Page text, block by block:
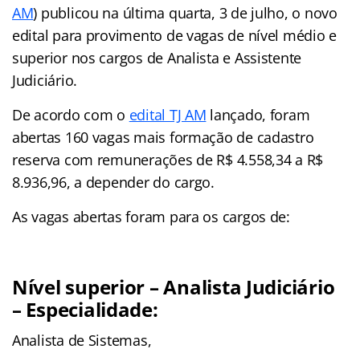
AM) publicou na última quarta, 3 de julho, o novo
edital para provimento de vagas de nível médio e
superior nos cargos de Analista e Assistente
Judiciário.
De acordo com o edital TJ AM lançado, foram
abertas 160 vagas mais formação de cadastro
reserva com remunerações de R$ 4.558,34 a R$
8.936,96, a depender do cargo.
As vagas abertas foram para os cargos de:
Nível superior – Analista Judiciário
– Especialidade:
Analista de Sistemas,